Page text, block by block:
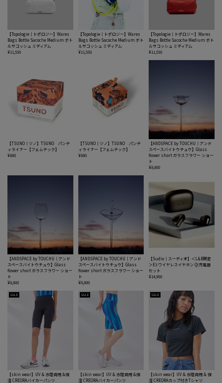
【Topologie｜トポロジー】Wares
Bags Bottle Sacoche Medium ボト
ルサコッシュ ミディアム
¥11,550
【Topologie｜トポロジー】Wares
Bags Bottle Sacoche Medium ボト
ルサコッシュ ミディアム
¥11,550
【Topologie｜トポロジー】Wares
Bags Bottle Sacoche Medium ボト
ルサコッシュ ミディアム
¥11,550
【TSUNO｜ツノ】TSUNO パンテ
ィライナー【フェムテック】
¥880
【TSUNO｜ツノ】TSUNO パンテ
ィライナー【フェムテック】
¥880
【ANDSPACE by TOUCHU｜アンド
スペースバイトウチュウ】Glass
flower short ガラスフラワー ショー
ト
¥8,800
【ANDSPACE by TOUCHU｜アンド
スペースバイトウチュウ】Glass
flower short ガラスフラワー ショー
ト
¥8,800
【ANDSPACE by TOUCHU｜アンド
スペースバイトウチュウ】Glass
flower short ガラスフラワー ショー
ト
¥8,800
【Sudio｜スーディオ】＜L&B限定
＞E3 ワイヤレスイヤホン Qi充電器
セット
¥14,900
SALE
【skin wear】UV & 水陸両用 &保
湿 CREORAバイカーパンツ
SALE
【skin wear】UV & 水陸両用 &保
湿 CREORAバイカーパンツ
SALE
【skin wear】UV & 水陸両用 & 保
湿 CREORAカップ付きTシャツ